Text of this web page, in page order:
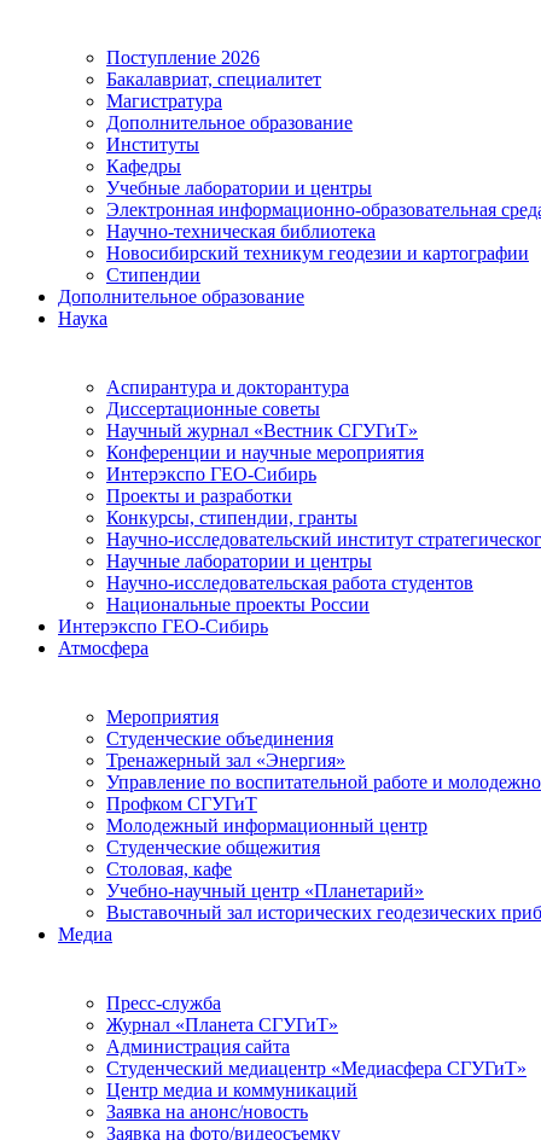
Поступление 2026
Бакалавриат, специалитет
Магистратура
Дополнительное образование
Институты
Кафедры
Учебные лаборатории и центры
Электронная информационно-образовательная
Научно-техническая библиотека
Новосибирский техникум геодезии и картографии
Стипендии
Дополнительное образование
Наука
Аспирантура и докторантура
Диссертационные советы
Научный журнал «Вестник СГУГиТ»
Конференции и научные мероприятия
Интерэкспо ГЕО-Сибирь
Проекты и разработки
Конкурсы, стипендии, гранты
Научно-исследовательский институт
Научные лаборатории и центры
Научно-исследовательская работа студентов
Национальные проекты России
Интерэкспо ГЕО-Сибирь
Атмосфера
Мероприятия
Студенческие объединения
Тренажерный зал «Энергия»
Управление по воспитательной работе и
Профком СГУГиТ
Молодежный информационный центр
Студенческие общежития
Столовая, кафе
Учебно-научный центр «Планетарий»
Выставочный зал исторических геодезических
Медиа
Пресс-служба
Журнал «Планета СГУГиТ»
Администрация сайта
Студенческий медиацентр «Медиасфера СГУГиТ»
Центр медиа и коммуникаций
Заявка на анонс/новость
Заявка на фото/видеосъемку